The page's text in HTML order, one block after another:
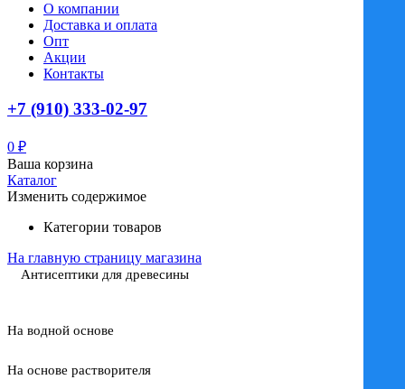
О компании
Доставка и оплата
Опт
Акции
Контакты
+7 (910) 333-02-97
0 ₽
Ваша корзина
Каталог
Изменить содержимое
Категории товаров
На главную страницу магазина
Антисептики для древесины
На водной основе
На основе растворителя